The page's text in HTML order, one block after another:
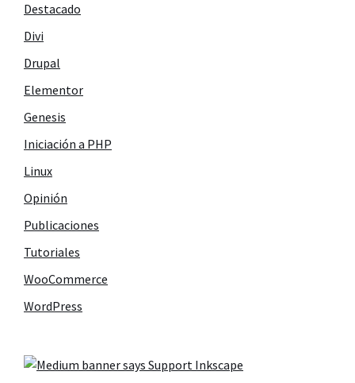
Destacado
Divi
Drupal
Elementor
Genesis
Iniciación a PHP
Linux
Opinión
Publicaciones
Tutoriales
WooCommerce
WordPress